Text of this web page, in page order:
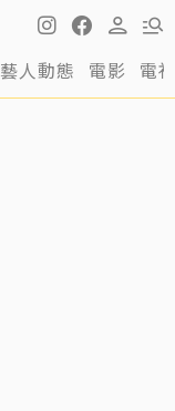
藝人動態 電影 電